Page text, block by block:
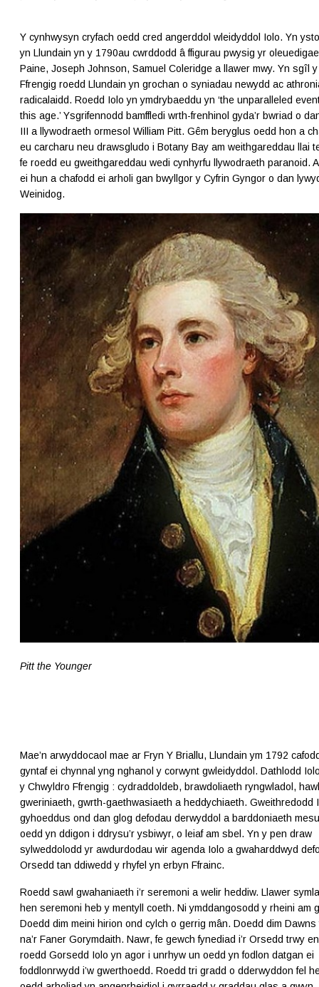
Y cynhwysyn cryfach oedd cred angerddol wleidyddol Iolo. Yn
yn Llundain yn y 1790au cwrddodd â ffigurau pwysig yr
Paine, Joseph Johnson, Samuel Coleridge a llawer mwy. Yn sgîl
Ffrengig roedd Llundain yn grochan o syniadau newydd ac
radicalaidd. Roedd Iolo yn ymdrybaeddu yn ‘the unparalleled
this age.’ Ysgrifennodd bamffledi wrth-frenhinol gyda’r bwriad o
III a llywodraeth ormesol William Pitt. Gêm beryglus oedd hon a
eu carcharu neu drawsgludo i Botany Bay am weithgareddau llai
fe roedd eu gweithgareddau wedi cynhyrfu llywodraeth paranoid.
ei hun a chafodd ei arholi gan bwyllgor y Cyfrin Gyngor o dan
Weinidog.
Pitt the Younger
Mae’n arwyddocaol mae ar Fryn Y Briallu, Llundain ym 1792
gyntaf ei chynnal yng nghanol y corwynt gwleidyddol. Dathlodd
y Chwyldro Ffrengig : cydraddoldeb, brawdoliaeth ryngwladol,
gweriniaeth, gwrth-gaethwasiaeth a heddychiaeth. Gweithredodd
gyhoeddus ond dan glog defodau derwyddol a barddoniaeth
oedd yn ddigon i ddrysu’r ysbiwyr, o leiaf am sbel. Yn y pen draw
sylweddolodd yr awdurdodau wir agenda Iolo a gwaharddwyd
Orsedd tan ddiwedd y rhyfel yn erbyn Ffrainc.
Roedd sawl gwahaniaeth i’r seremoni a welir heddiw. Llawer
hen seremoni heb y mentyll coeth. Ni ymddangosodd y rheini am
Doedd dim meini hirion ond cylch o gerrig mân. Doedd dim Dawns
na’r Faner Gorymdaith. Nawr, fe gewch fynediad i’r Orsedd trwy
roedd Gorsedd Iolo yn agor i unrhyw un oedd yn fodlon datgan ei
foddlonrwydd i’w gwerthoedd. Roedd tri gradd o dderwyddon fel